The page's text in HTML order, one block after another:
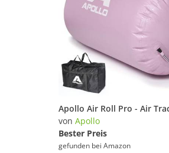
von Apollo
Bester Preis
gefunden bei Amazon